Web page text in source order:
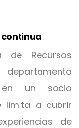
continua
de Recursos
en un socio
limita a cubrir
de